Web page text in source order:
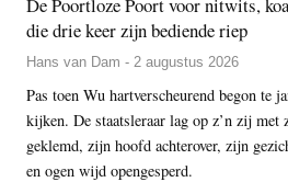
die drie keer zijn bediende riep
Hans van Dam - 2 augustus 2026
Pas toen Wu hartverscheurend begon te
kijken. De staatsleraar lag op z’n zij
geklemd, zijn hoofd achterover, zijn
en ogen wijd opengesperd.